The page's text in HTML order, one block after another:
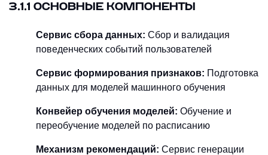
3.1.1 ОСНОВНЫЕ КОМПОНЕНТЫ
Сервис сбора данных: Сбор и валидация
поведенческих событий пользователей
Сервис формирования признаков: Подготовка
данных для моделей машинного обучения
Конвейер обучения моделей: Обучение и
переобучение моделей по расписанию
Механизм рекомендаций: Сервис генерации